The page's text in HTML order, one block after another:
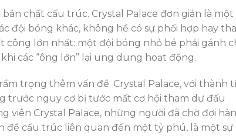
chất cấu trúc. Crystal Palace đơn giản là một
đội bóng khác, không hề có sự phối hợp hay
công lớn nhất: một đội bóng nhỏ bé phải gánh
các “ông lớn” lại ung dung hoạt động.
trọng thêm vấn đề. Crystal Palace, với thành
trước nguy cơ bị tước mất cơ hội tham dự đấu
viên Crystal Palace, những người đã chờ đợi
đề cấu trúc liên quan đến một tỷ phú, là một sự